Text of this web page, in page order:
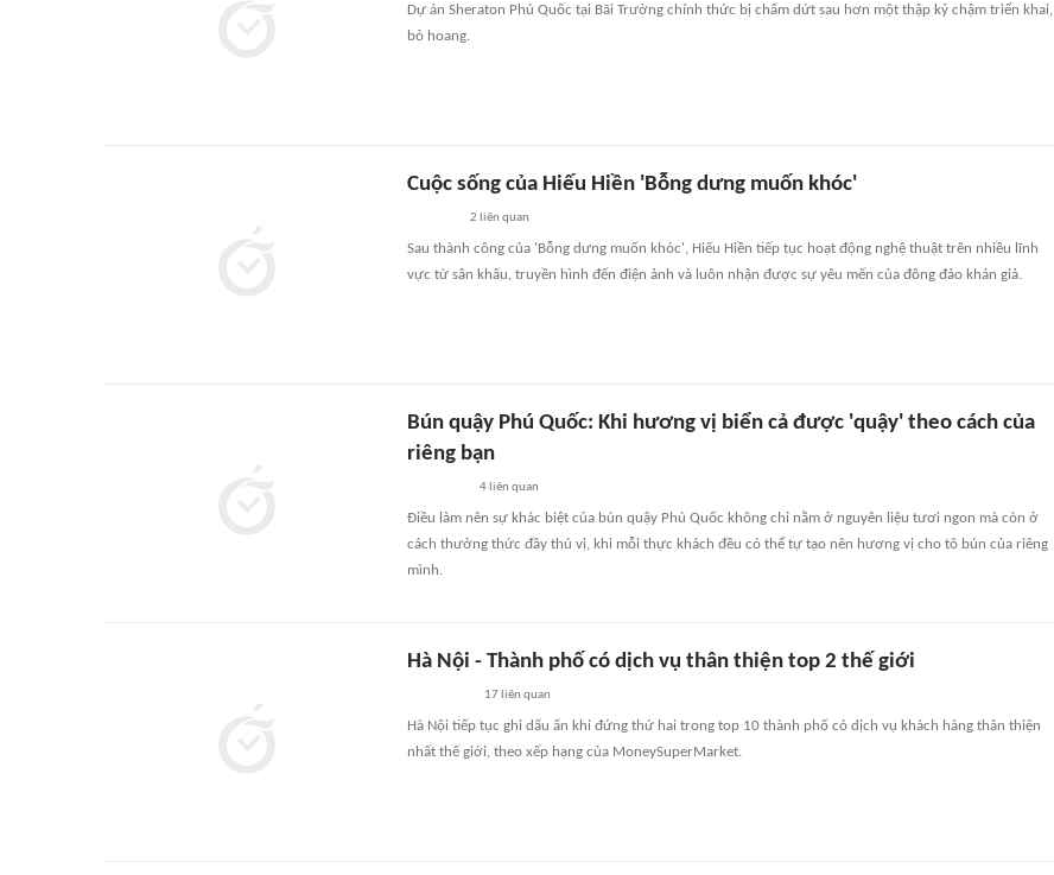
Dự án Sheraton Phú Quốc tại Bãi Trường chính thức bị chấm dứt sau hơn một thập kỷ chậm triển khai,
bỏ hoang.
Cuộc sống của Hiếu Hiền 'Bỗng dưng muốn khóc'
2 liên quan
Sau thành công của 'Bỗng dưng muốn khóc', Hiếu Hiền tiếp tục hoạt động nghệ thuật trên nhiều lĩnh
vực từ sân khấu, truyền hình đến điện ảnh và luôn nhận được sự yêu mến của đông đảo khán giả.
Bún quậy Phú Quốc: Khi hương vị biển cả được 'quậy' theo cách của
riêng bạn
4liên quan
Điều làm nên sự khác biệt của bún quậy Phú Quốc không chỉ nằm ở nguyên liệu tươi ngon mà còn ở
cách thưởng thức đầy thú vị, khi mỗi thực khách đều có thể tự tạo nên hương vị cho tô bún của riêng
mình.
Hà Nội - Thành phố có dịch vụ thân thiện top 2 thế giới
17liên quan
Hà Nội tiếp tục ghi dấu ấn khi đứng thứ hai trong top 10 thành phố có dịch vụ khách hàng thân thiện
nhất thế giới, theo xếp hạng của MoneySuperMarket.